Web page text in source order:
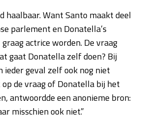
haalbaar. Want Santo maakt deel
parlement en Donatella’s
actrice worden. De vraag
gaat Donatella zelf doen? Bij
ieder geval zelf ook nog niet
de vraag of Donatella bij het
antwoordde een anonieme bron:
misschien ook niet.”